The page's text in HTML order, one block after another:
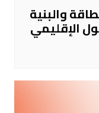
والبنية
الإقليمي